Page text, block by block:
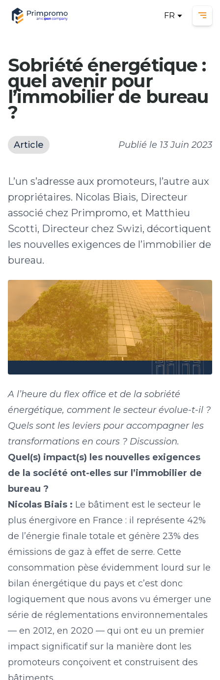
FR
Sobriété énergétique :
quel avenir pour
l’immobilier de bureau
?
Article Publié le 13 Juin 2023
L’un s’adresse aux promoteurs, l’autre aux
propriétaires. Nicolas Biais, Directeur
associé chez Primpromo, et Matthieu
Scotti, Directeur chez Swizi, décortiquent
les nouvelles exigences de l’immobilier de
bureau.
A l’heure du flex office et de la sobriété
énergétique, comment le secteur évolue-t-il ?
Quels sont les leviers pour accompagner les
transformations en cours ? Discussion.
Quel(s) impact(s) les nouvelles exigences
de la société ont-elles sur l’immobilier de
bureau ?
Nicolas Biais : Le bâtiment est le secteur le
plus énergivore en France : il représente 42%
de l’énergie finale totale et génère 23% des
émissions de gaz à effet de serre. Cette
consommation pèse évidemment lourd sur le
bilan énergétique du pays et c’est donc
logiquement que nous avons vu émerger une
série de réglementations environnementales
— en 2012, en 2020 — qui ont eu un premier
impact significatif sur la manière dont les
promoteurs conçoivent et construisent des